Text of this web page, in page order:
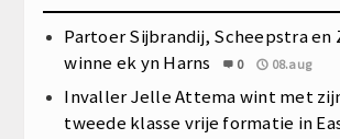
Partoer Sijbrandij, Scheepstra en
winne ek yn Harns
0 08.aug
Invaller Jelle Attema wint met
tweede klasse vrije formatie in